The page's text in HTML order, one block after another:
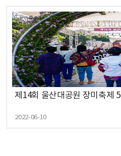
제14회 울산대공원 장미축제 5
2022-06-10